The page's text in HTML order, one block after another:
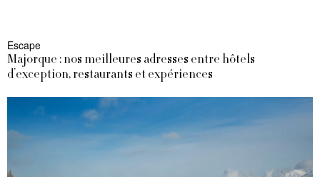
Escape
Majorque : nos meilleures adresses entre hôtels
d’exception, restaurants et expériences